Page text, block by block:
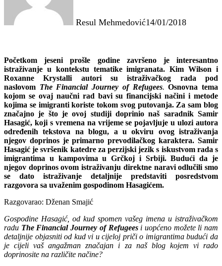
Resul Mehmedović14/01/2018
Početkom jeseni prošle godine završeno je interesantno
istraživanje u kontekstu tematike imigranata. Kim Wilson i
Roxanne Krystalli autori su istraživačkog rada pod
naslovom The Financial Journey of Refugees.Osnovna tema
kojom se ovaj naučni rad bavi su financijski načini i metode
kojima se imigranti koriste tokom svog putovanja. Za sam blog
značajno je što je ovoj studiji doprinio naš saradnik Samir
Hasagić, koji s vremena na vrijeme se pojavljuje u ulozi autora
određenih tekstova na blogu, a u okviru ovog istraživanja
njegov doprinos je primarno prevodilačkog karaktera. Samir
Hasagić je svršenik katedre za perzijski jezik s iskustvom rada s
imigrantima u kampovima u Grčkoj i Srbiji. Budući da je
njegov doprinos ovom istraživanju direktne naravi odlučili smo
se dato istraživanje detaljnije predstaviti posredstvom
razgovora sa uvaženim gospodinom Hasagićem.
Razgovarao: Dženan Smajić
Gospodine Hasagić, od kud spomen vašeg imena u istraživačkom
radu The Financial Journey of Refugees i uopćeno možete li nam
detaljnije objasniti od kud vi u cijeloj priči o imigrantima budući da
je cijeli vaš angažman značajan i za naš blog kojem vi rado
doprinosite na različite načine?